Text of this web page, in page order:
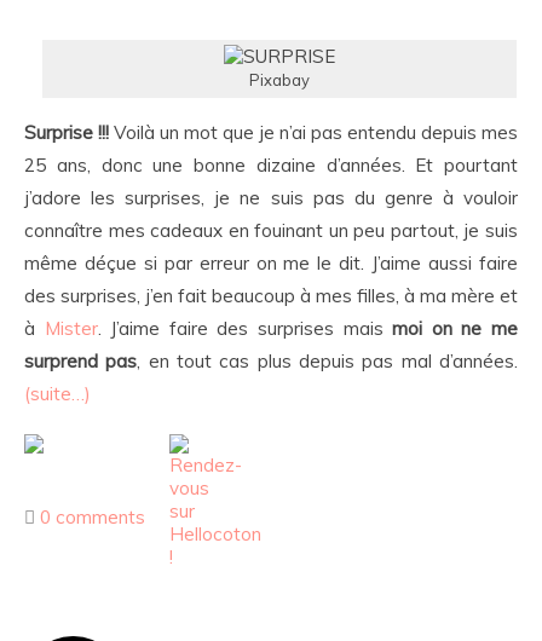
Pixabay
Surprise !!! Voilà un mot que je n’ai pas entendu depuis mes
25 ans, donc une bonne dizaine d’années. Et pourtant
j’adore les surprises, je ne suis pas du genre à vouloir
connaître mes cadeaux en fouinant un peu partout, je suis
même déçue si par erreur on me le dit. J’aime aussi faire
des surprises, j’en fait beaucoup à mes filles, à ma mère et
à Mister. J’aime faire des surprises maismoi on ne me
surprend pas, en tout cas plus depuis pas mal d’années.
(suite…)
0 comments